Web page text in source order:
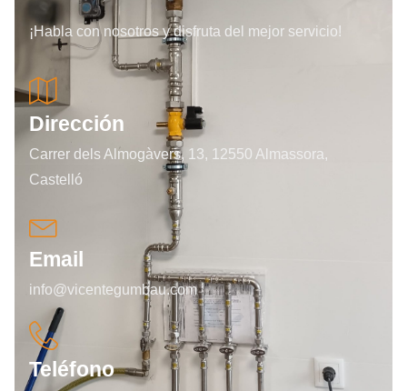
¡Habla con nosotros y disfruta del mejor servicio!
Dirección
Carrer dels Almogàvers, 13, 12550 Almassora,
Castelló
Email
info@vicentegumbau.com
Teléfono